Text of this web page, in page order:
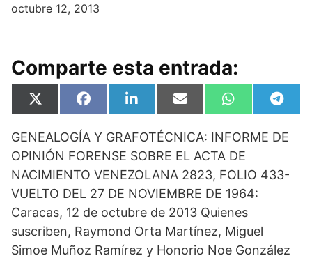
octubre 12, 2013
Comparte esta entrada:
Compartir
en
X
(
w
i
t
t
e
r
Compartir
en
F
a
e
b
o
o
k
Compartir
en
L
i
k
e
d
I
n
Compartir
en
E
m
i
l
Compartir
en
W
h
t
s
A
p
p
en
T
e
e
a
m
GENEALOGÍA Y GRAFOTÉCNICA: INFORME DE
OPINIÓN FORENSE SOBRE EL ACTA DE
NACIMIENTO VENEZOLANA 2823, FOLIO 433-
VUELTO DEL 27 DE NOVIEMBRE DE 1964:
Caracas, 12 de octubre de 2013 Quienes
suscriben, Raymond Orta Martínez, Miguel
Simoe Muñoz Ramírez y Honorio Noe González